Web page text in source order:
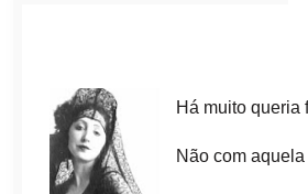
Há muito queria
Não com